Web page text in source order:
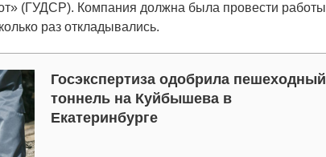
(ГУДСР). Компания должна была провести работы
раз откладывались.
Госэкспертиза одобрила пешеходный
тоннель на Куйбышева в
Екатеринбурге